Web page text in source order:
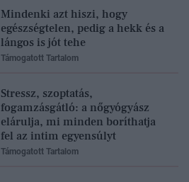
Mindenki azt hiszi, hogy
egészségtelen, pedig a hekk és a
lángos is jót tehe
Támogatott Tartalom
Stressz, szoptatás,
fogamzásgátló: a nőgyógyász
elárulja, mi minden boríthatja
fel az intim egyensúlyt
Támogatott Tartalom